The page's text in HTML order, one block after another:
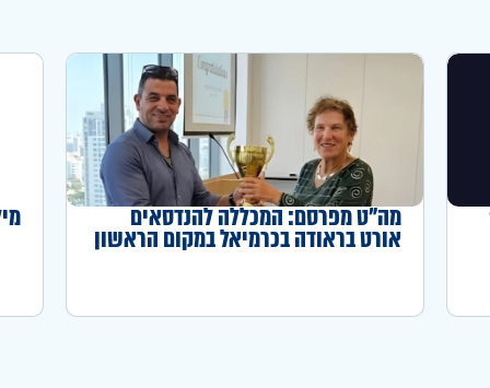
מה"ט מפרסם: המכללה להנדסאים
אורט בראודה בכרמיאל במקום הראשון
באחוז המדופלמים לשנה"ל תשפ"ה